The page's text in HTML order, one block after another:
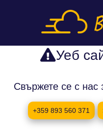
Уеб
Свържете се с нас
+359 893 560 371